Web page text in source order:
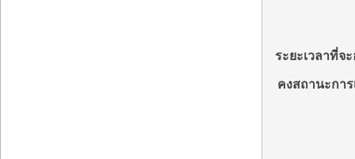
ระยะเวลาที่จ
คงสถานะกา